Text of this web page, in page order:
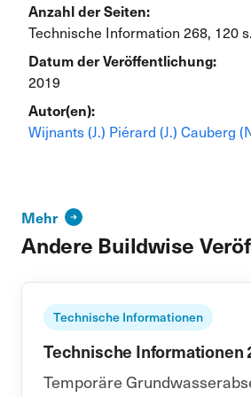
Anzahl der Seiten:
Technische Information 268, 120 s.
Datum der Veröffentlichung:
2019
Autor(en):
Wijnants (J.) Piérard (J.) Cauberg
Mehr
Andere Buildwise
Technische Informationen
Technische Informationen
Temporäre